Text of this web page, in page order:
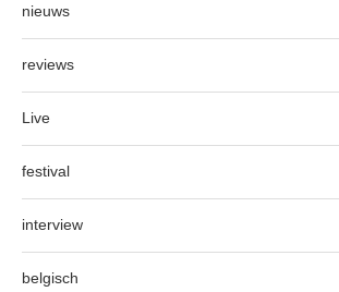
nieuws
reviews
Live
festival
interview
belgisch